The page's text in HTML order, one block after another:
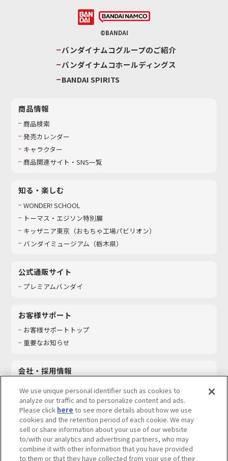
©BANDAI
バンダイナムコグループのご紹介
バンダイナムコホールディングス
BANDAI SPIRITS
商品情報
商品検索
発売カレンダー
キャラクター
商品関連サイト・SNS一覧
知る・楽しむ
WONDER! SCHOOL
トーマス・エジソン特別展
キッザニア東京（おもちゃ工場パビリオン）​
バンダイミュージアム（栃木県）
公式通販サイト
プレミアムバンダイ
お客様サポート
お客様サポートトップ
重要なお知らせ
会社・採用情報
採用情報
サステナビリティ
お問い合わせ
We use unique personal identifier such as cookies to
analyze our traffic and to personalize content and ads.
Please click here to see more details about how we use
cookies and the retention period of each cookie. We may
sell or share information about your use of our website
to/with our analytics and advertising partners, who may
combine it with other information that you have provided
to them or that they have collected from your use of their